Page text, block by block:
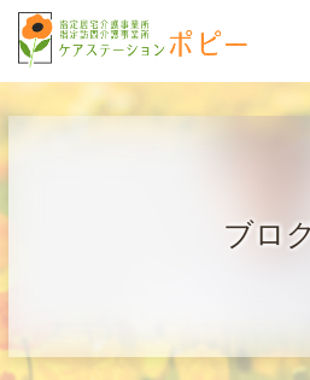
ブロ